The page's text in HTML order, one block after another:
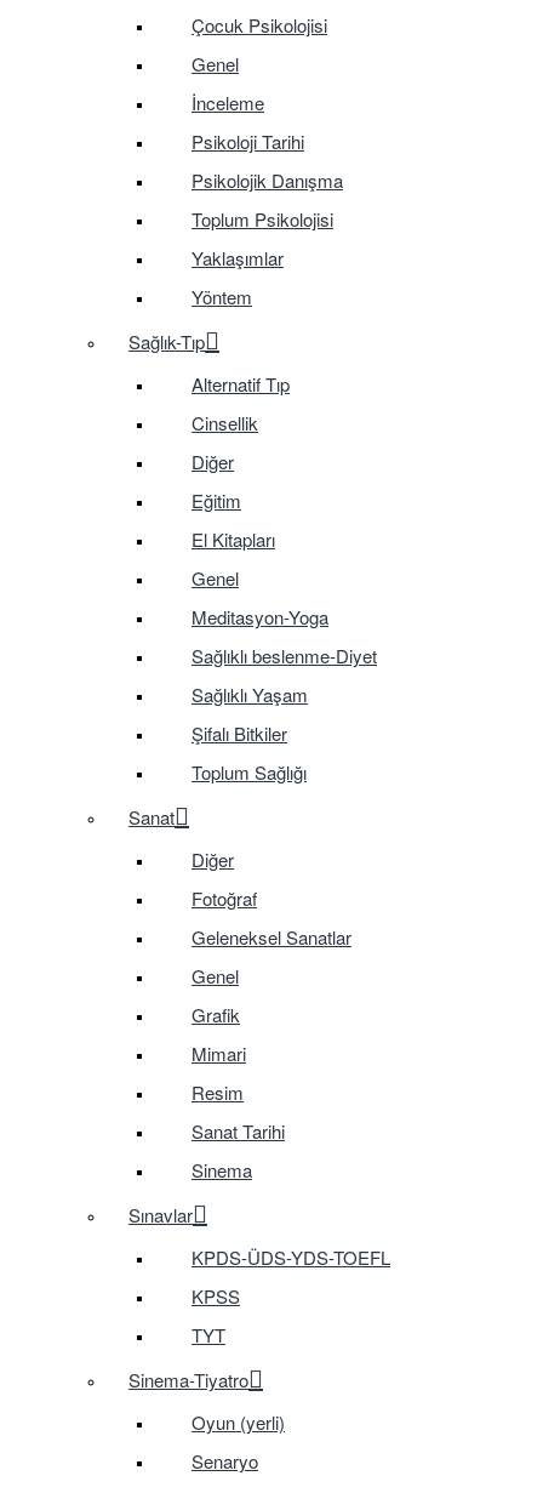
Çocuk Psikolojisi
Genel
İnceleme
Psikoloji Tarihi
Psikolojik Danışma
Toplum Psikolojisi
Yaklaşımlar
Yöntem
Sağlık-Tıp
Alternatif Tıp
Cinsellik
Diğer
Eğitim
El Kitapları
Genel
Meditasyon-Yoga
Sağlıklı beslenme-Diyet
Sağlıklı Yaşam
Şifalı Bitkiler
Toplum Sağlığı
Sanat
Diğer
Fotoğraf
Geleneksel Sanatlar
Genel
Grafik
Mimari
Resim
Sanat Tarihi
Sinema
Sınavlar
KPDS-ÜDS-YDS-TOEFL
KPSS
TYT
Sinema-Tiyatro
Oyun (yerli)
Senaryo